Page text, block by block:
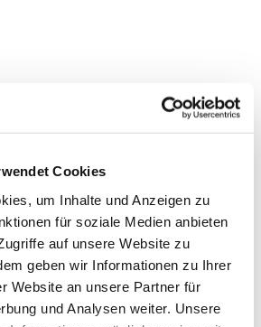
Cookies
um Inhalte und Anzeigen zu
für soziale Medien anbieten
auf unsere Website zu
geben wir Informationen zu Ihrer
Website an unsere Partner für
und Analysen weiter. Unsere